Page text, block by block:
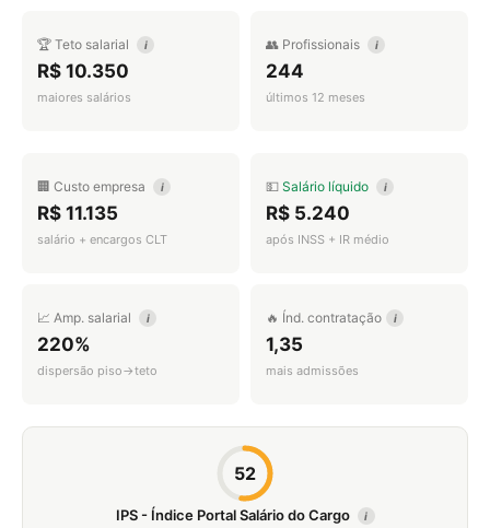
🏆 Teto salarial i
R$ 10.350
maiores salários
👥 Profissionais i
244
últimos 12 meses
🏢 Custo empresa i
R$ 11.135
salário + encargos CLT
💵 Salário líquido i
R$ 5.240
após INSS + IR médio
📈 Amp. salarial i
220%
dispersão piso→teto
🔥 Índ. contratação i
1,35
mais admissões
52
IPS - Índice Portal Salário do Cargo i